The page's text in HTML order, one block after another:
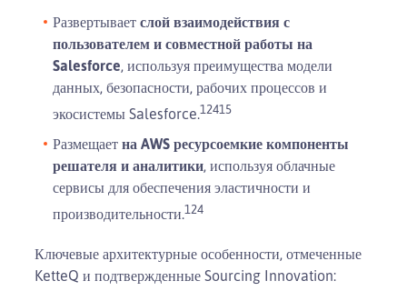
Развертывает слой взаимодействия с
пользователем и совместной работы на
Salesforce, используя преимущества модели
данных, безопасности, рабочих процессов и
экосистемы Salesforce.12415
Размещает на AWS ресурсоемкие компоненты
решателя и аналитики, используя облачные
сервисы для обеспечения эластичности и
производительности.124
Ключевые архитектурные особенности, отмеченные
KetteQ и подтвержденные Sourcing Innovation: